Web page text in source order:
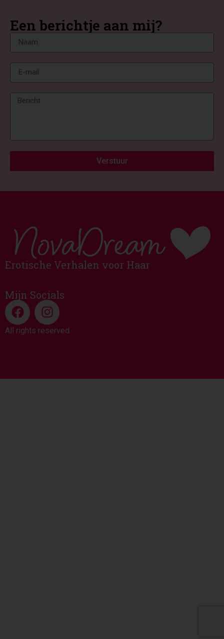
Een berichtje aan mij?
Verstuur
Erotische Verhalen voor Haar
Mijn Socials
All rights reserved